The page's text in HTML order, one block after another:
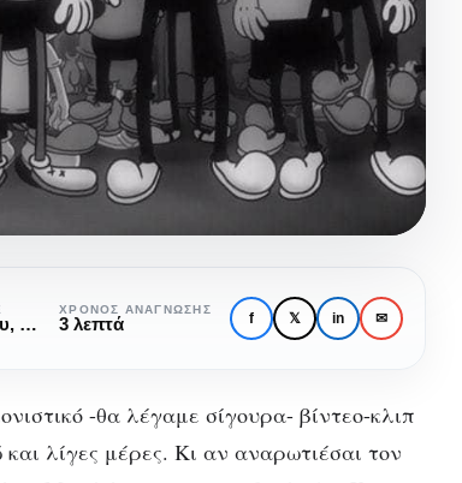
21 Οκτωβρίου, 2016
ΧΡΌΝΟΣ ΑΝΆΓΝΩΣΗΣ
3 λεπτά f 𝕏 in ✉
-θα λέγαμε σίγουρα- βίντεο-κλιπ
λίγες μέρες. Κι αν αναρωτιέσαι τον